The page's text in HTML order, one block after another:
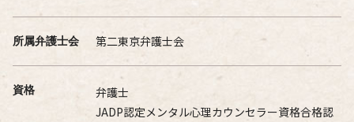
所属弁護士会 第二東京弁護士会
資格
弁護士
JADP認定メンタル心理カウンセラー資格合格認